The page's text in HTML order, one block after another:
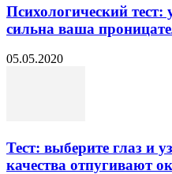
Психологический тест:
сильна ваша
05.05.2020
Тест: выберите глаз и
качества отпугивают